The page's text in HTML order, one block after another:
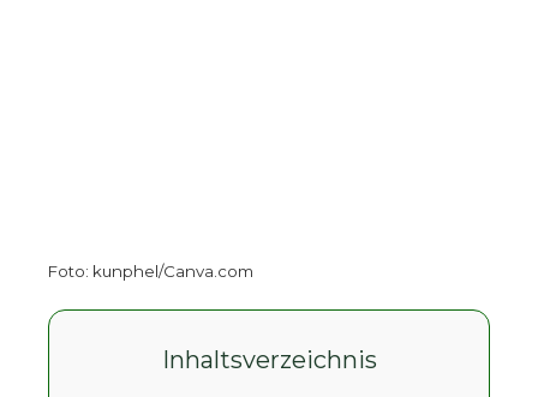
Foto: kunphel/Canva.com
Inhaltsverzeichnis